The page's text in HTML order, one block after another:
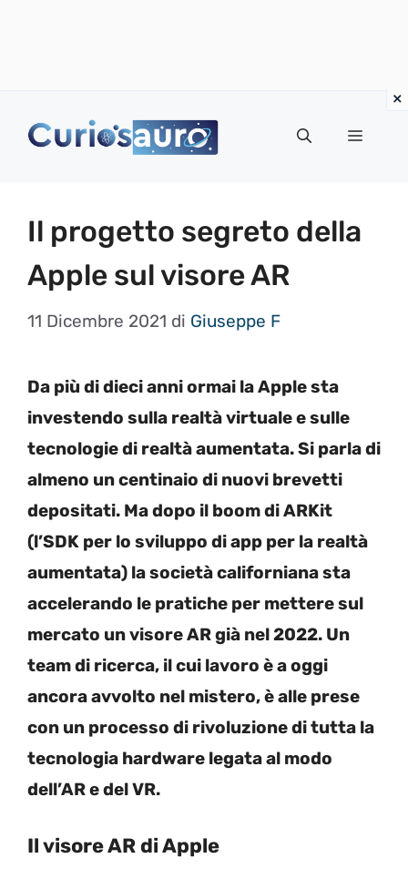
Menu
Il progetto segreto della
Apple sul visore AR
11 Dicembre 2021 di Giuseppe F
Da più di dieci anni ormai la Apple sta
investendo sulla realtà virtuale e sulle
tecnologie di realtà aumentata. Si parla di
almeno un centinaio di nuovi brevetti
depositati. Ma dopo il boom di ARKit
(l’SDK per lo sviluppo di app per la realtà
aumentata) la società californiana sta
accelerando le pratiche per mettere sul
mercato un visore AR già nel 2022. Un
team di ricerca, il cui lavoro è a oggi
ancora avvolto nel mistero, è alle prese
con un processo di rivoluzione di tutta la
tecnologia hardware legata al modo
dell’AR e del VR.
Il visore AR di Apple